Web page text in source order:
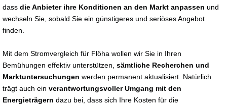
dass die Anbieter ihre Konditionen an den Markt anpassen und
wechseln Sie, sobald Sie ein günstigeres und seriöses Angebot
finden.
Mit dem Stromvergleich für Flöha wollen wir Sie in Ihren
Bemühungen effektiv unterstützen, sämtliche Recherchen und
Marktuntersuchungen werden permanent aktualisiert. Natürlich
trägt auch ein verantwortungsvoller Umgang mit den
Energieträgern dazu bei, dass sich Ihre Kosten für die